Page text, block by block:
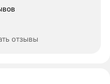
отзывы